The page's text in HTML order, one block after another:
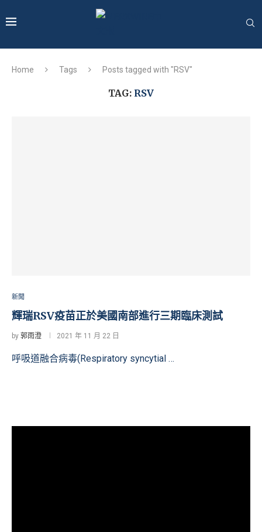
Home Tags Posts tagged with "RSV"
TAG: RSV
新聞
輝瑞RSV疫苗正於美國南部進行三期臨床測試
by 郭雨澄 2021 年 11 月 22 日
呼吸道融合病毒(Respiratory syncytial …